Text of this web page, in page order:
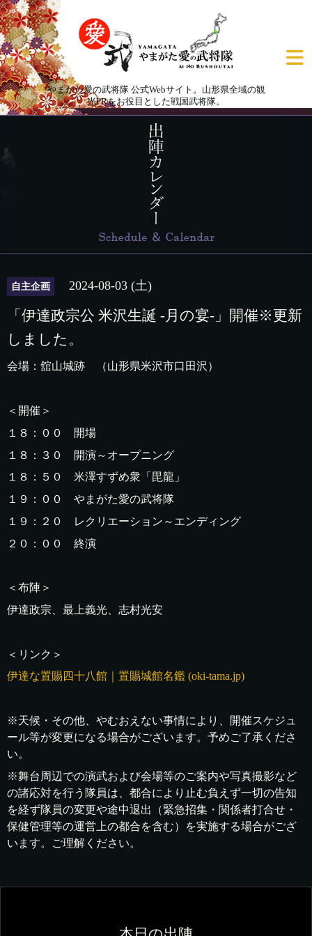
やまがた愛の武将隊 公式Webサイト。山形県全域の観
光PRをお役目とした戦国武将隊。
自主企画 2024-08-03 (土)
「伊達政宗公 米沢生誕 -月の宴-」開催※更新
しました。
会場：舘山城跡 （山形県米沢市口田沢）
＜開催＞
１８：００ 開場
１８：３０ 開演～オープニング
１８：５０ 米澤すずめ衆「毘龍」
１９：００ やまがた愛の武将隊
１９：２０ レクリエーション～エンディング
２０：００ 終演
＜布陣＞
伊達政宗、最上義光、志村光安
＜リンク＞
伊達な置賜四十八館｜置賜城館名鑑 (oki-tama.jp)
※天候・その他、やむおえない事情により、開催スケジュ
ール等が変更になる場合がございます。予めご了承くださ
い。
※舞台周辺での演武および会場等のご案内や写真撮影など
の諸応対を行う隊員は、都合により止む負えず一切の告知
を経ず隊員の変更や途中退出（緊急招集・関係者打合せ・
保健管理等の運営上の都合を含む）を実施する場合がござ
います。ご理解ください。